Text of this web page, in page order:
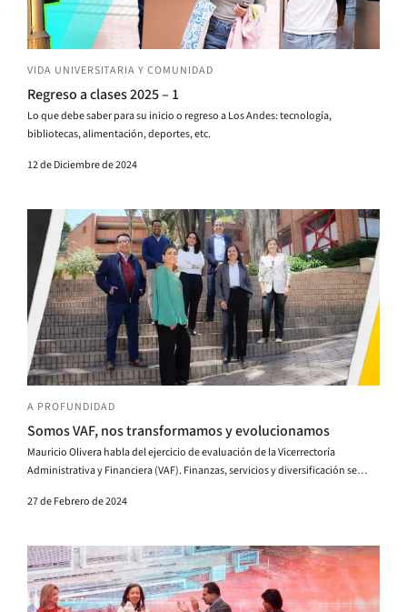
VIDA UNIVERSITARIA Y COMUNIDAD
Regreso a clases 2025 – 1
Lo que debe saber para su inicio o regreso a Los Andes: tecnología,
bibliotecas, alimentación, deportes, etc.
12 de Diciembre de 2024
A PROFUNDIDAD
Somos VAF, nos transformamos y evolucionamos
Mauricio Olivera habla del ejercicio de evaluación de la Vicerrectoría
Administrativa y Financiera (VAF). Finanzas, servicios y diversificación se
27 de Febrero de 2024